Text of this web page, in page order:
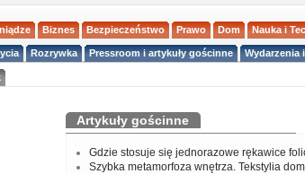
Biznes Bezpieczeństwo Prawo Dom Nauka i
Rozrywka Pressroom i artykuły gościnne Wydarzenia
Artykuły gościnne
Gdzie stosuje się jednorazowe rękawice
Szybka metamorfoza wnętrza. Tekstylia